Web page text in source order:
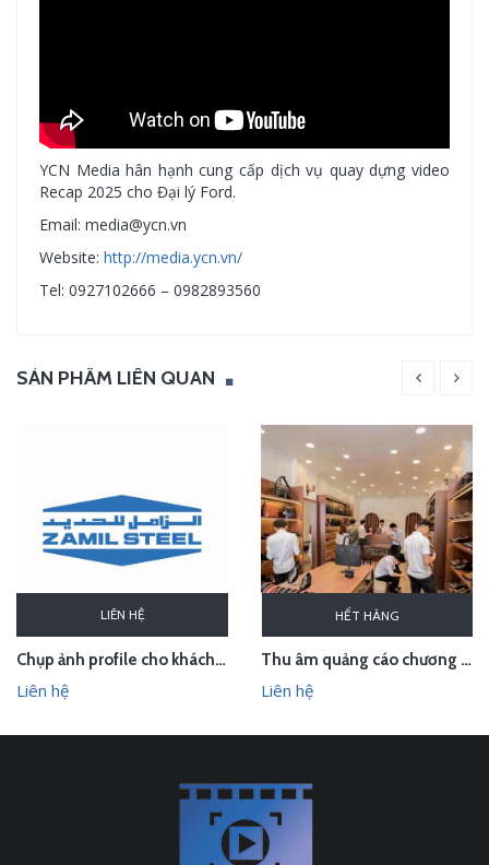
YCN Media hân hạnh cung cấp dịch vụ quay dựng video
Recap 2025 cho Đại lý Ford.
Email: media@ycn.vn
Website: http://media.ycn.vn/
Tel: 0927102666 – 0982893560
SẢN PHẨM LIÊN QUAN
LIÊN HỆ
Chụp ảnh profile cho khách hàng Zamil Steel
Liên hệ
HẾT HÀNG
Thu âm quảng cáo chương trình khuyến mại cho Thế giới đồ da
Liên hệ